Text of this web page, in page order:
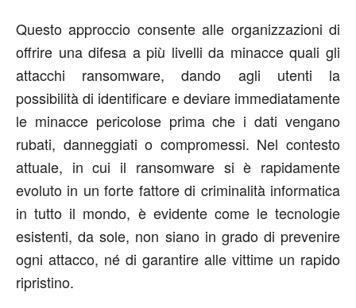
Questo approccio consente alle organizzazioni di
offrire una difesa a più livelli da minacce quali gli
attacchi ransomware, dando agli utenti la
possibilità di identificare e deviare immediatamente
le minacce pericolose prima che i dati vengano
rubati, danneggiati o compromessi. Nel contesto
attuale, in cui il ransomware si è rapidamente
evoluto in un forte fattore di criminalità informatica
in tutto il mondo, è evidente come le tecnologie
esistenti, da sole, non siano in grado di prevenire
ogni attacco, né di garantire alle vittime un rapido
ripristino.